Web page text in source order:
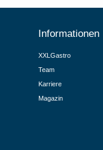
Informationen
XXLGastro
Team
Karriere
Magazin